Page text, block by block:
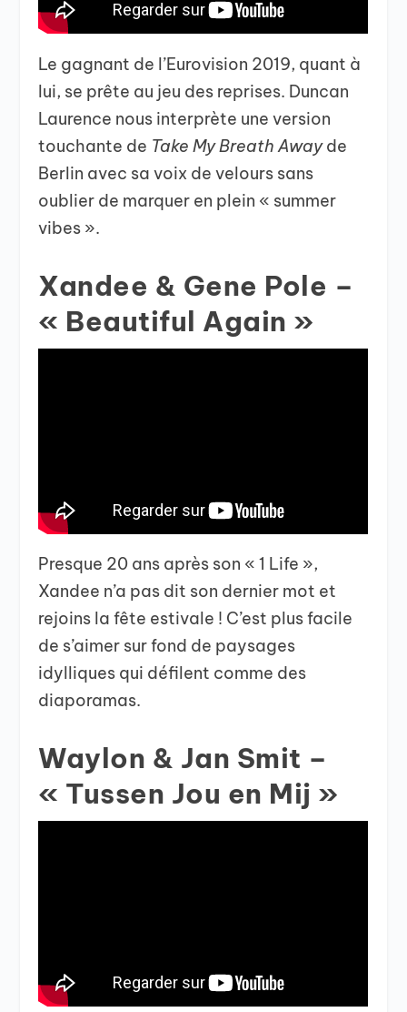
Le gagnant de l’Eurovision 2019, quant à
lui, se prête au jeu des reprises. Duncan
Laurence nous interprète une version
touchante de Take My Breath Awayde
Berlin avec sa voix de velours sans
oublier de marquer en plein « summer
vibes ».
Xandee & Gene Pole –
« Beautiful Again »
Presque 20 ans après son « 1 Life »,
Xandee n’a pas dit son dernier mot et
rejoins la fête estivale ! C’est plus facile
de s’aimer sur fond de paysages
idylliques qui défilent comme des
diaporamas.
Waylon & Jan Smit –
« Tussen Jou en Mij »